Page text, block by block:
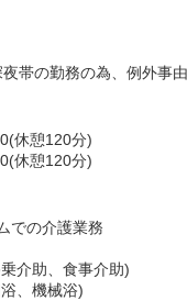
帯の勤務の為、例外事
休憩120分)
休憩120分)
での介護業務
介助、食事介助)
、機械浴)